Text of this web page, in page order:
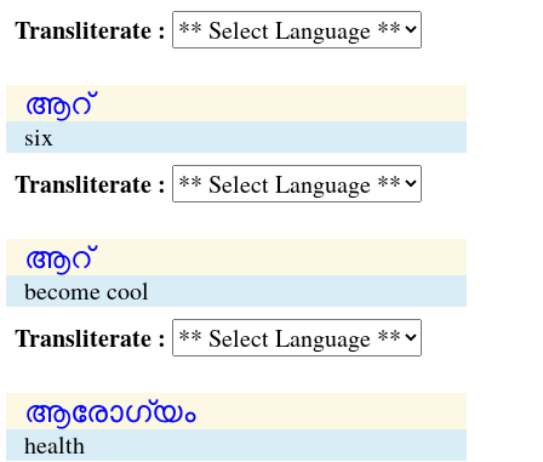
:
ആറ്
six
:
ആറ്
become cool
:
ആരോഗ്യം
health